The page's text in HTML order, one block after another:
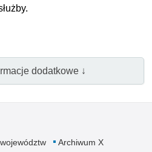
dodatkowe ↓
Archiwum X